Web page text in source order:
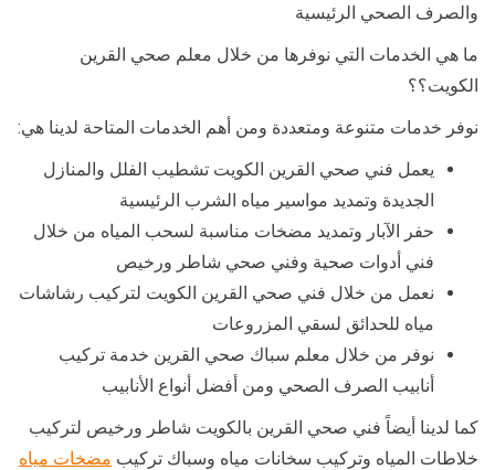
والصرف الصحي الرئيسية
ما هي الخدمات التي نوفرها من خلال معلم صحي القرين
الكويت؟؟
نوفر خدمات متنوعة ومتعددة ومن أهم الخدمات المتاحة لدينا هي:
يعمل فني صحي القرين الكويت تشطيب الفلل والمنازل
الجديدة وتمديد مواسير مياه الشرب الرئيسية
حفر الآبار وتمديد مضخات مناسبة لسحب المياه من خلال
فني أدوات صحية وفني صحي شاطر ورخيص
نعمل من خلال فني صحي القرين الكويت لتركيب رشاشات
مياه للحدائق لسقي المزروعات
نوفر من خلال معلم سباك صحي القرين خدمة تركيب
أنابيب الصرف الصحي ومن أفضل أنواع الأنابيب
كما لدينا أيضاً فني صحي القرين بالكويت شاطر ورخيص لتركيب
خلاطات المياه وتركيب سخانات مياه وسباك تركيب مضخات مياه